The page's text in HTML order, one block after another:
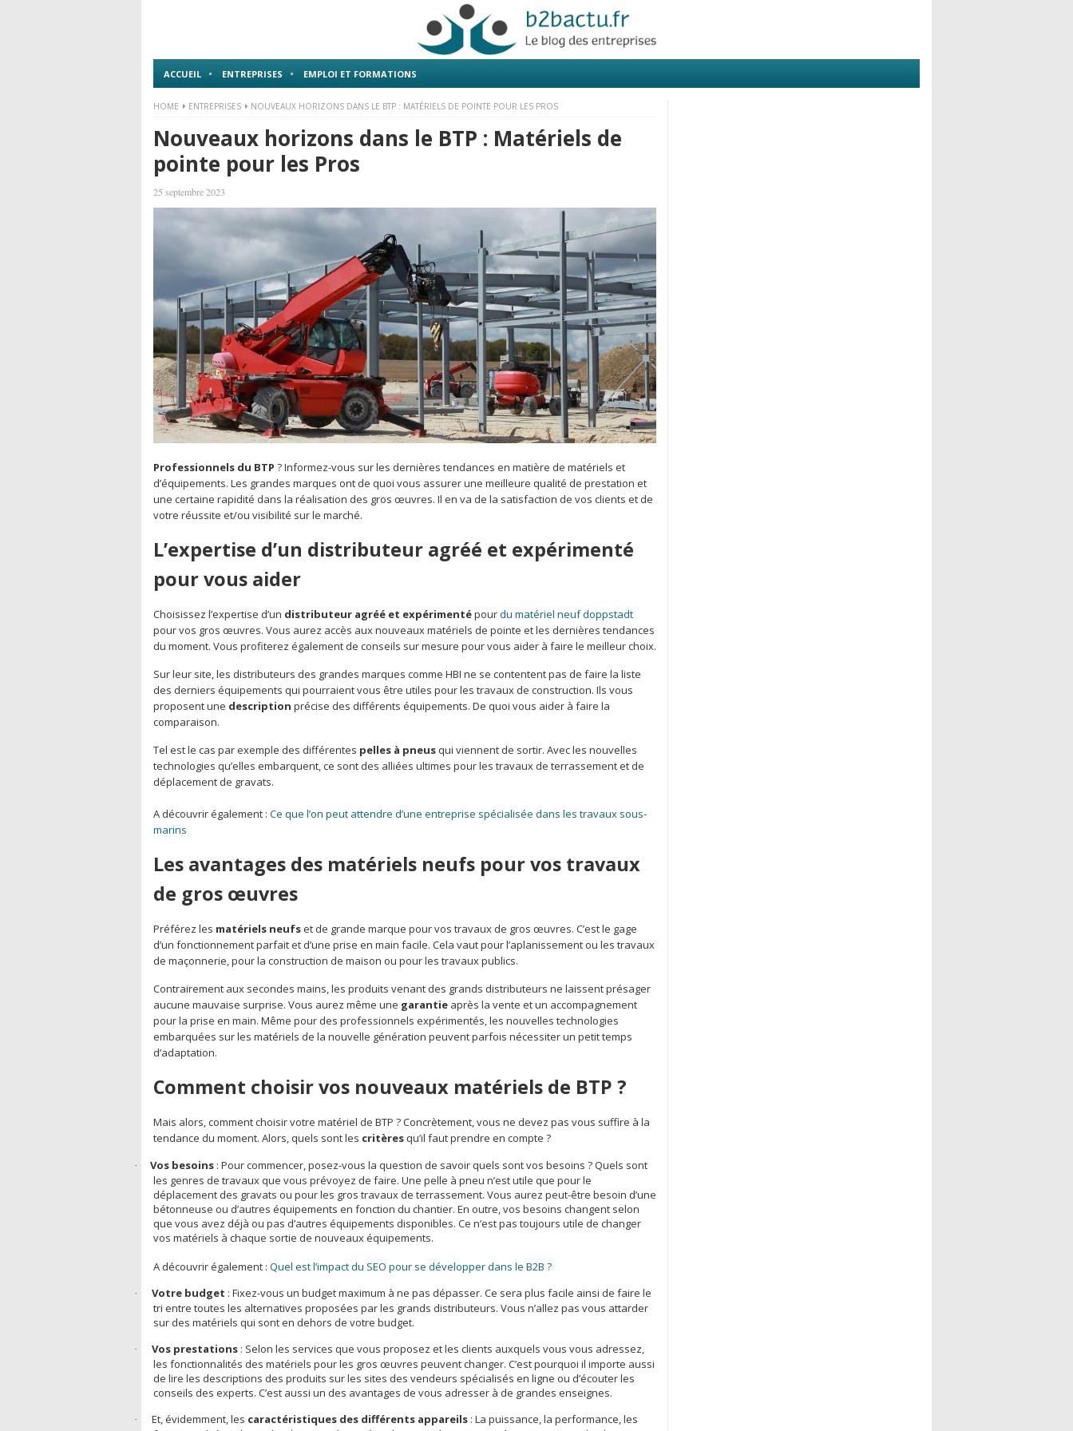
ACCUEIL ENTREPRISES EMPLOI ET FORMATIONS
HOME ENTREPRISES NOUVEAUX HORIZONS DANS LE BTP : MATÉRIELS DE POINTE POUR LES PROS
Nouveaux horizons dans le BTP : Matériels de
pointe pour les Pros
25 septembre 2023
Professionnels du BTP ? Informez-vous sur les dernières tendances en matière de matériels et
d’équipements. Les grandes marques ont de quoi vous assurer une meilleure qualité de prestation et
une certaine rapidité dans la réalisation des gros œuvres. Il en va de la satisfaction de vos clients et de
votre réussite et/ou visibilité sur le marché.
L’expertise d’un distributeur agréé et expérimenté
pour vous aider
Choisissez l’expertise d’un distributeur agréé et expérimentépourdu matériel neuf doppstadt
pour vos gros œuvres. Vous aurez accès aux nouveaux matériels de pointe et les dernières tendances
du moment. Vous profiterez également de conseils sur mesure pour vous aider à faire le meilleur choix.
Sur leur site, les distributeurs des grandes marques comme HBI ne se contentent pas de faire la liste
des derniers équipements qui pourraient vous être utiles pour les travaux de construction. Ils vous
proposent une description précise des différents équipements. De quoi vous aider à faire la
comparaison.
Tel est le cas par exemple des différentes pelles à pneusqui viennent de sortir. Avec les nouvelles
technologies qu’elles embarquent, ce sont des alliées ultimes pour les travaux de terrassement et de
déplacement de gravats.
A découvrir également : Ce que l’on peut attendre d’une entreprise spécialisée dans les travaux sous-
marins
Les avantages des matériels neufs pour vos travaux
de gros œuvres
Préférez les matériels neufset de grande marque pour vos travaux de gros œuvres. C’est le gage
d’un fonctionnement parfait et d’une prise en main facile. Cela vaut pour l’aplanissement ou les travaux
de maçonnerie, pour la construction de maison ou pour les travaux publics.
Contrairement aux secondes mains, les produits venant des grands distributeurs ne laissent présager
aucune mauvaise surprise. Vous aurez même une garantie après la vente et un accompagnement
pour la prise en main. Même pour des professionnels expérimentés, les nouvelles technologies
embarquées sur les matériels de la nouvelle génération peuvent parfois nécessiter un petit temps
d’adaptation.
Comment choisir vos nouveaux matériels de BTP ?
Mais alors, comment choisir votre matériel de BTP ? Concrètement, vous ne devez pas vous suffire à la
tendance du moment. Alors, quels sont les critèresqu’il faut prendre en compte ?
· Vos besoins : Pour commencer, posez-vous la question de savoir quels sont vos besoins ? Quels sont
les genres de travaux que vous prévoyez de faire. Une pelle à pneu n’est utile que pour le
déplacement des gravats ou pour les gros travaux de terrassement. Vous aurez peut-être besoin d’une
bétonneuse ou d’autres équipements en fonction du chantier. En outre, vos besoins changent selon
que vous avez déjà ou pas d’autres équipements disponibles. Ce n’est pas toujours utile de changer
vos matériels à chaque sortie de nouveaux équipements.
A découvrir également : Quel est l’impact du SEO pour se développer dans le B2B ?
· Votre budget : Fixez-vous un budget maximum à ne pas dépasser. Ce sera plus facile ainsi de faire le
tri entre toutes les alternatives proposées par les grands distributeurs. Vous n’allez pas vous attarder
sur des matériels qui sont en dehors de votre budget.
· Vos prestations : Selon les services que vous proposez et les clients auxquels vous vous adressez,
les fonctionnalités des matériels pour les gros œuvres peuvent changer. C’est pourquoi il importe aussi
de lire les descriptions des produits sur les sites des vendeurs spécialisés en ligne ou d’écouter les
conseils des experts. C’est aussi un des avantages de vous adresser à de grandes enseignes.
· Et, évidemment, les caractéristiques des différents appareils : La puissance, la performance, les